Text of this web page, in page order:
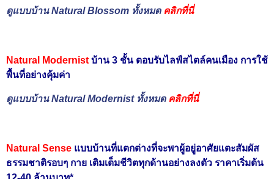
ดูแบบบ้าน Natural Blossom ทั้งหมด คลิกที่นี่
Natural Modernist บ้าน 3 ชั้น ตอบรับไลฟ์สไตล์คนเมือง การใช้
พื้นที่อย่างคุ้มค่า
ดูแบบบ้าน Natural Modernist ทั้งหมด คลิกที่นี่
Natural Sense แบบบ้านที่แตกต่างที่จะพาผู้อยู่อาศัยแตะสัมผัส
ธรรมชาติรอบๆ กาย เติมเต็มชีวิตทุกด้านอย่างลงตัว ราคาเริ่มต้น